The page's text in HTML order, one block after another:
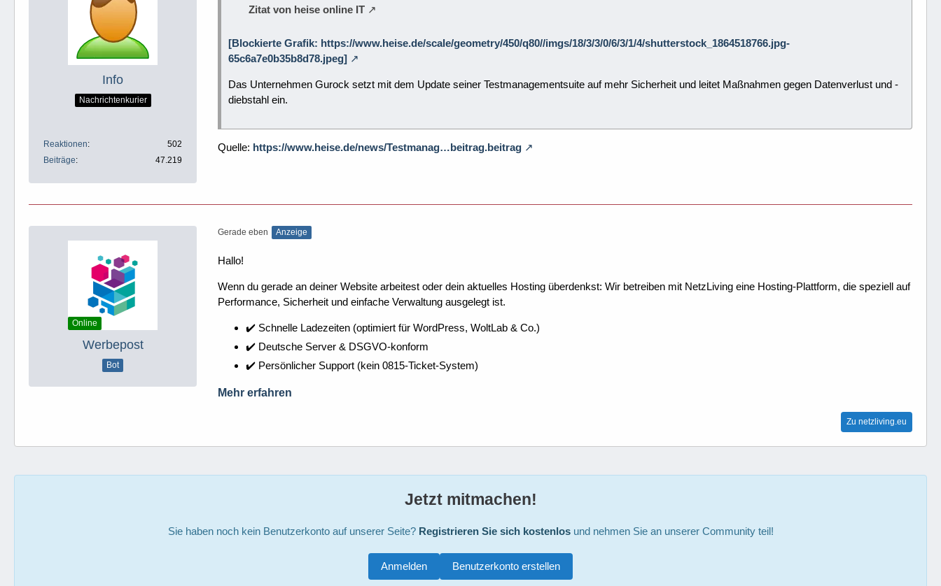
Info
Nachrichtenkurier
Reaktionen
502
Beiträge
47.219
Zitat von heise online IT
[Blockierte Grafik: https://www.heise.de/scale/geometry/450/q80//imgs/18/3/3/0/6/3/1/4/shutterstock_1864518766.jpg-
65c6a7e0b35b8d78.jpeg]
Das Unternehmen Gurock setzt mit dem Update seiner Testmanagementsuite auf mehr Sicherheit und leitet Maßnahmen gegen Datenverlust und -
diebstahl ein.
Quelle: https://www.heise.de/news/Testmanag…beitrag.beitrag
Online
Werbepost
Bot
Gerade eben Anzeige
Hallo!
Wenn du gerade an deiner Website arbeitest oder dein aktuelles Hosting überdenkst: Wir betreiben mit NetzLiving eine Hosting-Plattform, die speziell auf
Performance, Sicherheit und einfache Verwaltung ausgelegt ist.
✔️ Schnelle Ladezeiten (optimiert für WordPress, WoltLab & Co.)
✔️ Deutsche Server & DSGVO-konform
✔️ Persönlicher Support (kein 0815-Ticket-System)
Mehr erfahren
Zu netzliving.eu
Jetzt mitmachen!
Sie haben noch kein Benutzerkonto auf unserer Seite? Registrieren Sie sich kostenlosund nehmen Sie an unserer Community teil!
Benutzerkonto erstellen
Anmelden